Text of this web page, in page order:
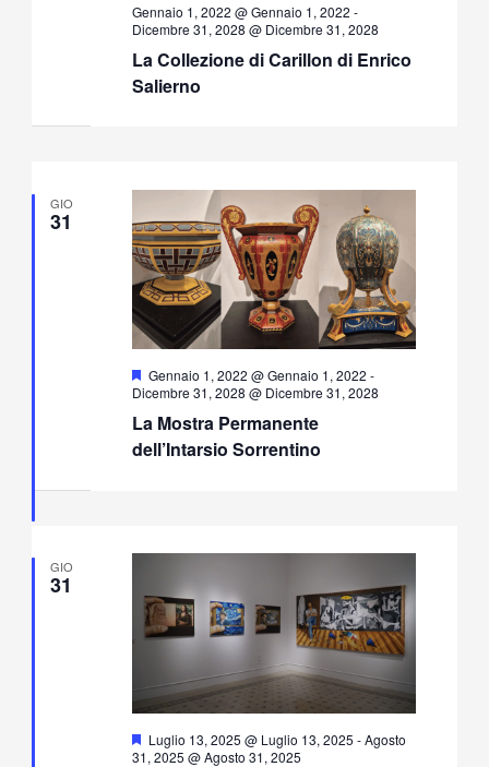
La Collezione di Carillon di Enrico
Salierno
Gennaio 1, 2022 @ Gennaio 1, 2022 -
Dicembre 31, 2028 @ Dicembre 31, 2028
GIO
31
La Mostra Permanente
dell’Intarsio Sorrentino
Segnalati
Gennaio 1, 2022 @ Gennaio 1, 2022 -
Dicembre 31, 2028 @ Dicembre 31, 2028
GIO
31
Segnalati
Luglio 13, 2025 @ Luglio 13, 2025 -Agosto
31, 2025 @ Agosto 31, 2025